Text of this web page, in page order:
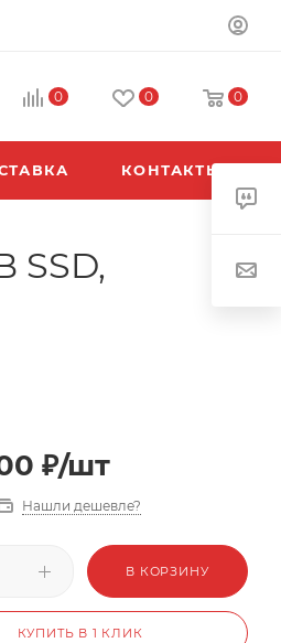
0 0 0
КОНТАКТЫ
SSD,
₽/шт
Нашли дешевле?
В КОРЗИНУ
КУПИТЬ В 1 КЛИК